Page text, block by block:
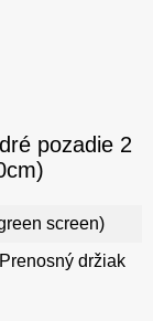
pozadie 2
screen)
držiak